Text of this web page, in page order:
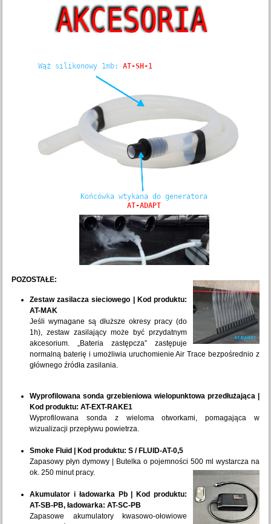
POZOSTAŁE:
Zestaw zasilacza sieciowego | Kod produktu:
AT-MAK
Jeśli wymagane są dłuższe okresy pracy (do
1h), zestaw zasilający może być przydatnym
akcesorium. „Bateria zastępcza” zastępuje
normalną baterię i umożliwia uruchomienie Air Trace bezpośrednio z
głównego źródła zasilania.
Wyprofilowana sonda grzebieniowa wielopunktowa przedłużająca |
Kod produktu: AT-EXT-RAKE1
Wyprofilowana sonda z wieloma otworkami, pomagająca w
wizualizacji przepływu powietrza.
Smoke Fluid | Kod produktu: S / FLUID-AT-0,5
Zapasowy płyn dymowy | Butelka o pojemności 500 ml wystarcza na
ok. 250 minut pracy.
Akumulator i ładowarka Pb | Kod produktu:
AT-SB-PB, ładowarka: AT-SC-PB
Zapasowe akumulatory kwasowo-ołowiowe